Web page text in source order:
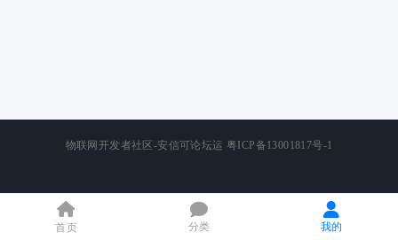
首页 分类 我的
物联网开发者社区-安信可论坛运 粤ICP备13001817号-1